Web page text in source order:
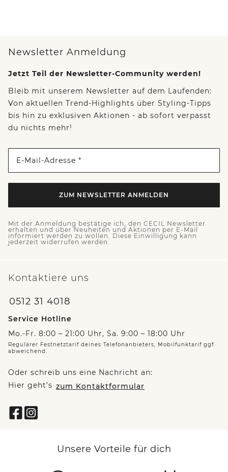
Newsletter Anmeldung
Jetzt Teil der Newsletter-Community werden!
Bleib mit unserem Newsletter auf dem Laufenden:
Von aktuellen Trend-Highlights über Styling-Tipps
bis hin zu exklusiven Aktionen - ab sofort verpasst
du nichts mehr!
E-Mail-Adresse *
ZUM NEWSLETTER ANMELDEN
Mit der Anmeldung bestätige ich, den CECIL Newsletter
erhalten und über Neuheiten und Aktionen per E-Mail
informiert werden zu wollen. Diese Einwilligung kann
jederzeit widerrufen werden.
Kontaktiere uns
0512 31 4018
Service Hotline
Mo.-Fr. 8:00 – 21:00 Uhr, Sa. 9:00 – 18:00 Uhr
Regulärer Festnetztarif deines Telefonanbieters, Mobilfunktarif ggf.
abweichend.
Oder schreib uns eine Nachricht an:
Hier geht’s zum Kontaktformular
Unsere Vorteile für dich